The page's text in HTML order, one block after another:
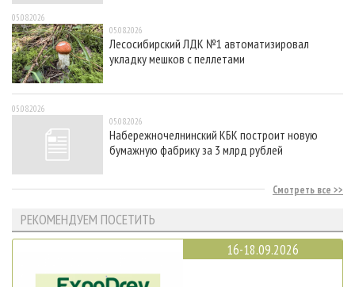
05.08.2026
05.08.2026
Лесосибирский ЛДК №1 автоматизировал
укладку мешков с пеллетами
05.08.2026
05.08.2026
Набережночелнинский КБК построит новую
бумажную фабрику за 3 млрд рублей
Смотреть все
РЕКОМЕНДУЕМ ПОСЕТИТЬ
16-18.09.2026